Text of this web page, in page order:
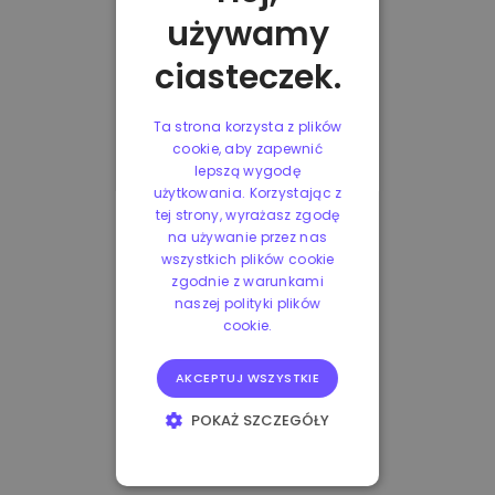
używamy
ciasteczek.
Ta strona korzysta z plików
cookie, aby zapewnić
lepszą wygodę
użytkowania. Korzystając z
tej strony, wyrażasz zgodę
na używanie przez nas
wszystkich plików cookie
zgodnie z warunkami
naszej polityki plików
cookie.
AKCEPTUJ WSZYSTKIE
POKAŻ SZCZEGÓŁY